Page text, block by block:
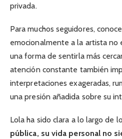
privada.
Para muchos seguidores,
emocionalmente a la artista no
una forma de sentirla más
atención constante también
interpretaciones exageradas,
una presión añadida sobre su
Lola ha sido clara a lo largo de
pública, su vida personal no